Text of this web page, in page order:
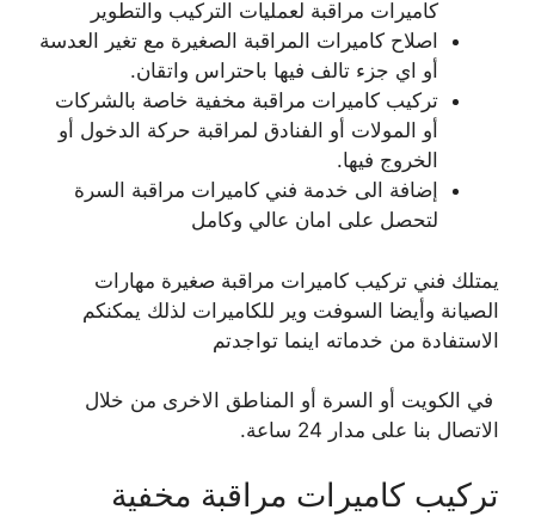
كاميرات مراقبة لعمليات التركيب والتطوير
اصلاح كاميرات المراقبة الصغيرة مع تغير العدسة
أو اي جزء تالف فيها باحتراس واتقان.
تركيب كاميرات مراقبة مخفية خاصة بالشركات
أو المولات أو الفنادق لمراقبة حركة الدخول أو
الخروج فيها.
إضافة الى خدمة فني كاميرات مراقبة السرة
لتحصل على امان عالي وكامل
يمتلك فني تركيب كاميرات مراقبة صغيرة مهارات
الصيانة وأيضا السوفت وير للكاميرات لذلك يمكنكم
الاستفادة من خدماته اينما تواجدتم
في الكويت أو السرة أو المناطق الاخرى من خلال
الاتصال بنا على مدار 24 ساعة.
تركيب كاميرات مراقبة مخفية